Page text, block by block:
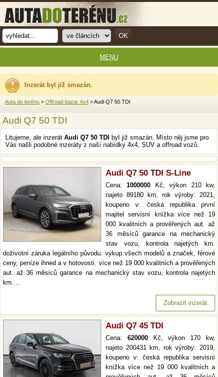
Inzerát byl již smazán.
Auta do terénu > Offroad bazar 4x4 > Audi Q7 50 TDI
Audi Q7 50 TDI
Litujeme, ale inzerát Audi Q7 50 TDI
byl již smazán. Místo něj jsme pro
Vás našli podobné inzeráty z naší nabídky 4x4, SUV a offroad vozů.
Audi Q7 50 TDI S-Line
Cena:1000000 Kč, výkon 210 kw,
najeto 89180 km, rok výroby: 2021,
koupeno v: česká republika první
majitel servisní knížka více než 19
000 kvalitních a prověřených aut. až
36 měsíců garance na mechanický
stav vozu, kontrola najetých km.
doživotní záruka legálního původu. výkup všech modelů a značek, férové
ceny, peníze ihned a v hotovosti. více než 19 000 kvalitních a prověřených
aut. až 36 měsíců garance na mechanický stav vozu, kontrola najetých
km.…
Zobrazit inzerát
Audi Q7 45 TDI
Cena: 620000Kč, výkon 170 kw,
najeto 200431 km, rok výroby: 2019,
koupeno v: česká republika servisní
knížka více než 19 000 kvalitních a
MENU